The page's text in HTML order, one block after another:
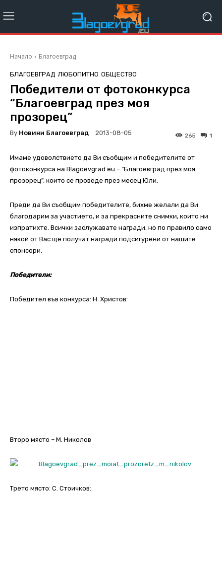
Начало Благоевград
БЛАГОЕВГРАД ЛЮБОПИТНО ОБЩЕСТВО
Победители от фотоконкурса
“Благоевград през моя
прозорец”
By Новини Благоевград 2013-08-05 1
265
Имаме удоволствието да Ви съобщим и победителите от
фотоконкурса на Blagoevgrad.eu – “Благоевград през моя
прозорец”, които се проведе през месец Юли.
Преди да Ви съобщим победителите, бихме желали да Ви
благодарим за участието, и за прекрасните снимки, които ни
изпратихте. Всички заслужавате награди, но по правило само
някой от Вас ще получат награди подсигурени от нашите
спонсори.
Победители:
Победител във конкурса: Н. Христов:
Второ място – М. Николов
Трето място: С. Стоичков: